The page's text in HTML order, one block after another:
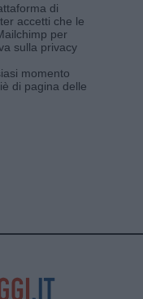
di
accetti che le
per
sulla privacy
momento
di pagina delle